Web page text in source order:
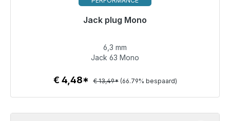
Jack plug Mono
Klaar voor onmiddellijke verzending, levertijd 48 uur*
€ 4,48
Details
6,3 mm
Jack 63 Mono
€ 4,48* € 13,49* (66.79% bespaard)